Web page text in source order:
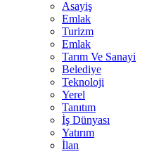
Asayiş
Emlak
Turizm
Emlak
Tarım Ve Sanayi
Belediye
Teknoloji
Yerel
Tanıtım
İş Dünyası
Yatırım
İlan